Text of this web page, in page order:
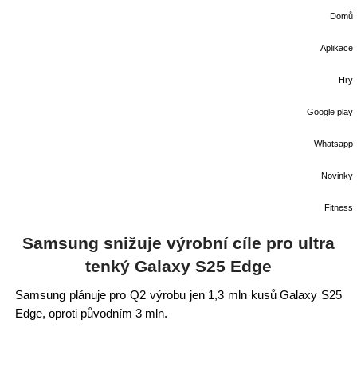
Domů
Aplikace
Hry
Google play
Whatsapp
Novinky
Fitness
Samsung snižuje výrobní cíle pro ultra
tenký Galaxy S25 Edge
Samsung plánuje pro Q2 výrobu jen 1,3 mln kusů Galaxy S25
Edge, oproti původním 3 mln.